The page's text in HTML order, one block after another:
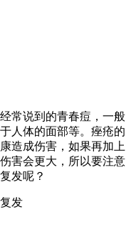
常说到的青春痘，一般
人体的面部等。痤疮的
造成伤害，如果再加上
害会更大，所以要注意
发呢？